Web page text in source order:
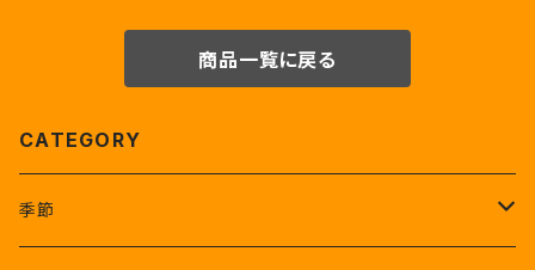
商品一覧に戻る
CATEGORY
季節